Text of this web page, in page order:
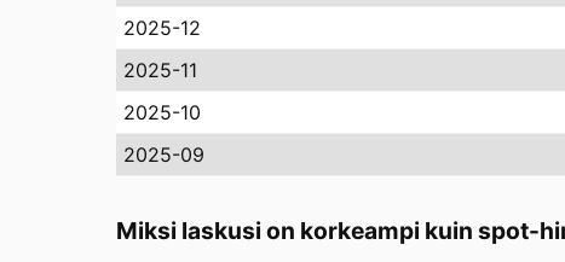
2025-12
2025-11
2025-10
2025-09
Miksi laskusi on korkeampi kuin spot-